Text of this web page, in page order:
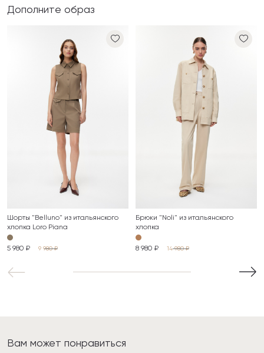
Дополните образ
Шорты "Belluno" из итальянского
хлопка Loro Piana
5 980 ₽ 9 980 ₽
Брюки "Noli" из итальянского
хлопка
8 980 ₽ 14 980 ₽
Вам может понравиться